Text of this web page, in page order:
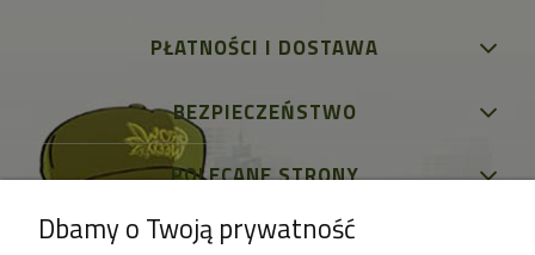
PŁATNOŚCI I DOSTAWA
BEZPIECZEŃSTWO
POLECANE STRONY
Dbamy o Twoją prywatność